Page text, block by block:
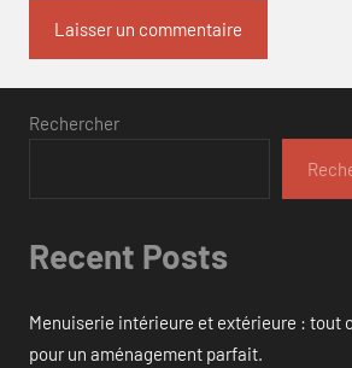
Rechercher
Recent Posts
Menuiserie intérieure et extérieure : tout
pour un aménagement parfait.